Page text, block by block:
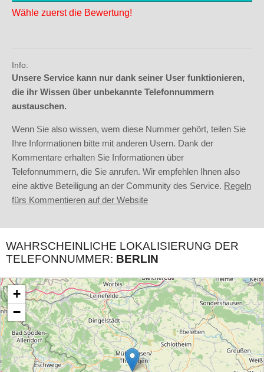
Wähle zuerst die Bewertung!
Info:
Unsere Service kann nur dank seiner User funktionieren,
die ihr Wissen über unbekannte Telefonnummern
austauschen.
Wenn Sie also wissen, wem diese Nummer gehört, teilen Sie
Ihre Informationen bitte mit anderen Usern. Dank der
Kommentare erhalten Sie Informationen über
Telefonnummern, die Sie anrufen. Wir empfehlen Ihnen also
eine aktive Beteiligung an der Community des Service. Regeln
fürs Kommentieren auf der Website
WAHRSCHEINLICHE LOKALISIERUNG DER
TELEFONNUMMER: BERLIN